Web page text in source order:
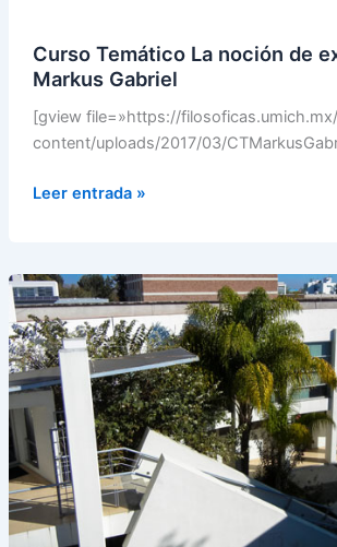
Curso Temático La noción de
Markus Gabriel
[gview file=»https://
content/uploads/2017/03/
Markus
Gabriel
Leer entrada »
Convocatoria
concurso
interno
Profesor
Investigador
Titular
A